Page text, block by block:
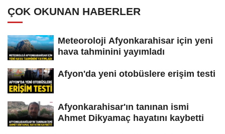
ÇOK OKUNAN HABERLER
Meteoroloji Afyonkarahisar için yeni
hava tahminini yayımladı
Afyon'da yeni otobüslere erişim testi
Afyonkarahisar'ın tanınan ismi
Ahmet Dikyamaç hayatını kaybetti